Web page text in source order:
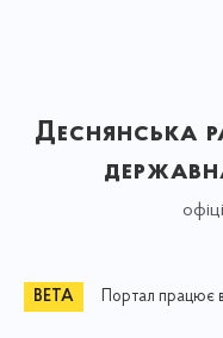
Деснянська
Портал працює